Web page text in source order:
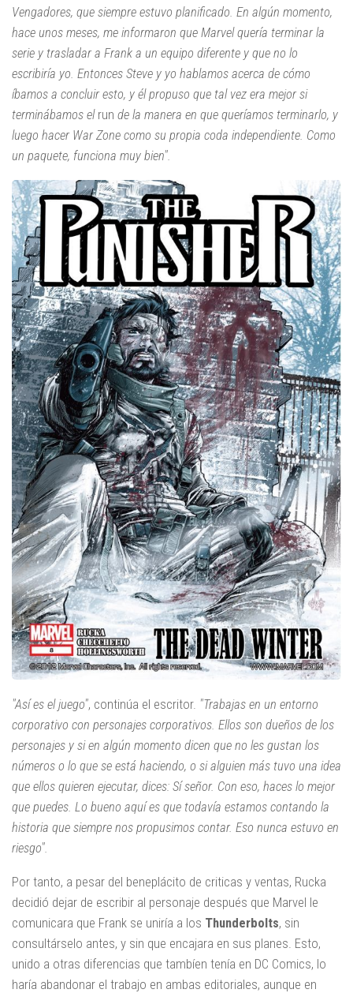
Vengadores, que siempre estuvo planificado. En algún momento,
hace unos meses, me informaron que Marvel quería terminar la
serie y trasladar a Frank a un equipo diferente y que no lo
escribiría yo. Entonces Steve y yo hablamos acerca de cómo
íbamos a concluir esto, y él propuso que tal vez era mejor si
terminábamos el run de la manera en que queríamos terminarlo, y
luego hacer War Zone como su propia coda independiente. Como
un paquete, funciona muy bien".
"Así es el juego", continúa el escritor. "Trabajas en un entorno
corporativo con personajes corporativos. Ellos son dueños de los
personajes y si en algún momento dicen que no les gustan los
números o lo que se está haciendo, o si alguien más tuvo una idea
que ellos quieren ejecutar, dices: Sí señor. Con eso, haces lo mejor
que puedes. Lo bueno aquí es que todavía estamos contando la
historia que siempre nos propusimos contar. Eso nunca estuvo en
riesgo".
Por tanto, a pesar del beneplácito de criticas y ventas, Rucka
decidió dejar de escribir al personaje después que Marvel le
comunicara que Frank se uniría a los Thunderbolts, sin
consultárselo antes, y sin que encajara en sus planes. Esto,
unido a otras diferencias que tambíen tenía en DC Comics, lo
haría abandonar el trabajo en ambas editoriales, aunque en